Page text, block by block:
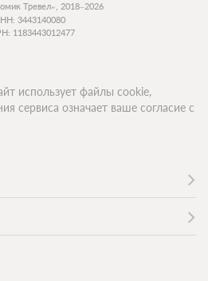
Тревел», 2018–2026
3443140080
1183443012477
использует файлы cookie,
сервиса означает ваше согласие с